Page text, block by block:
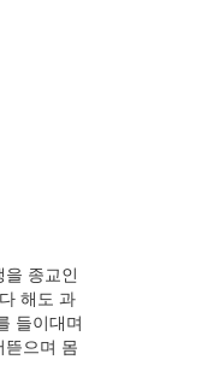
종교인
해도 과
들이대며
뜯으며 몸